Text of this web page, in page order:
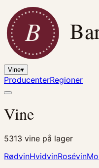
B
Vine▾
ProducenterRegioner
Vine
5313 vine på lager
RødvinHvidvinRosévin